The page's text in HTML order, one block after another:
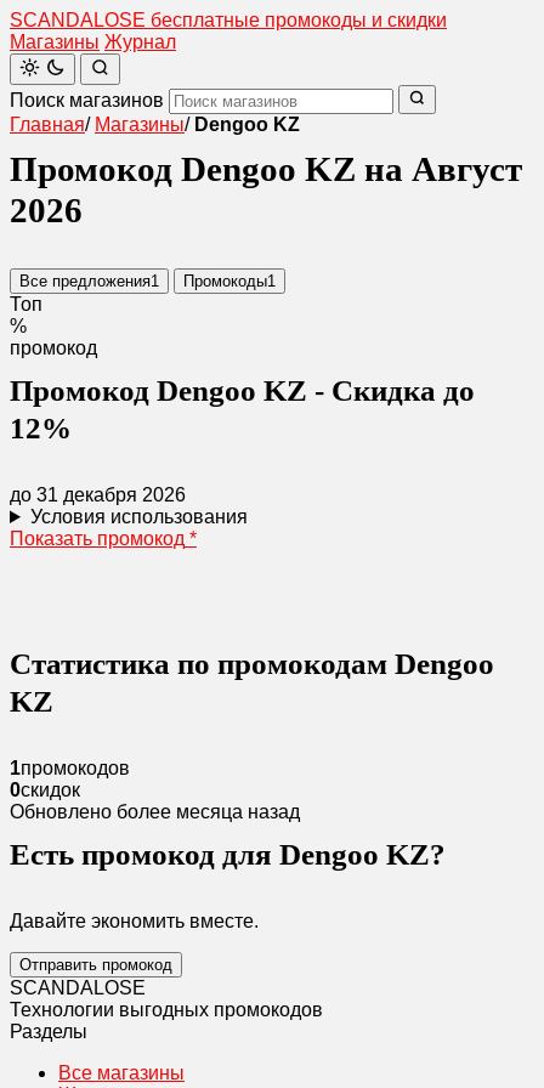
SCANDALOSE бесплатные промокоды и скидки
Магазины Журнал
Поиск магазинов
Главная/ Магазины/ Dengoo KZ
Промокод Dengoo KZ на Август
2026
Все предложения1 Промокоды1
Топ
%
промокод
Промокод Dengoo KZ - Скидка до
12%
до 31 декабря 2026
Условия использования
Показать промокод *
Статистика по промокодам Dengoo
KZ
1промокодов
0скидок
Обновлено более месяца назад
Есть промокод для Dengoo KZ?
Давайте экономить вместе.
Отправить промокод
SCANDALOSE
Технологии выгодных промокодов
Разделы
Все магазины